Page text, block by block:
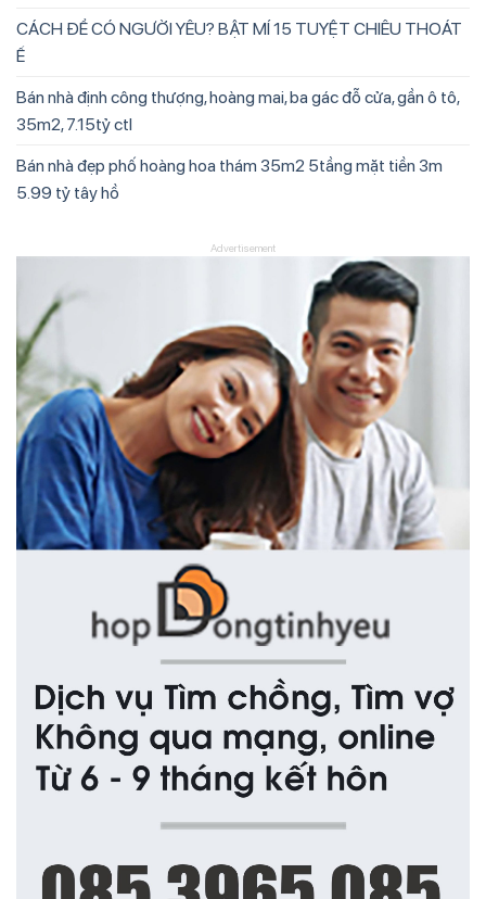
CÁCH ĐỂ CÓ NGƯỜI YÊU? BẬT MÍ 15 TUYỆT CHIÊU THOÁT
Ế
Bán nhà định công thượng, hoàng mai, ba gác đỗ cửa, gần ô tô,
35m2, 7.15tỷ ctl
Bán nhà đẹp phố hoàng hoa thám 35m2 5tầng mặt tiền 3m
5.99 tỷ tây hồ
Advertisement